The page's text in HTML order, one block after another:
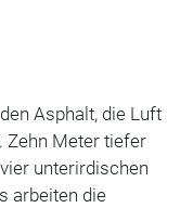
Asphalt, die Luft
Zehn Meter tiefer
unterirdischen
arbeiten die